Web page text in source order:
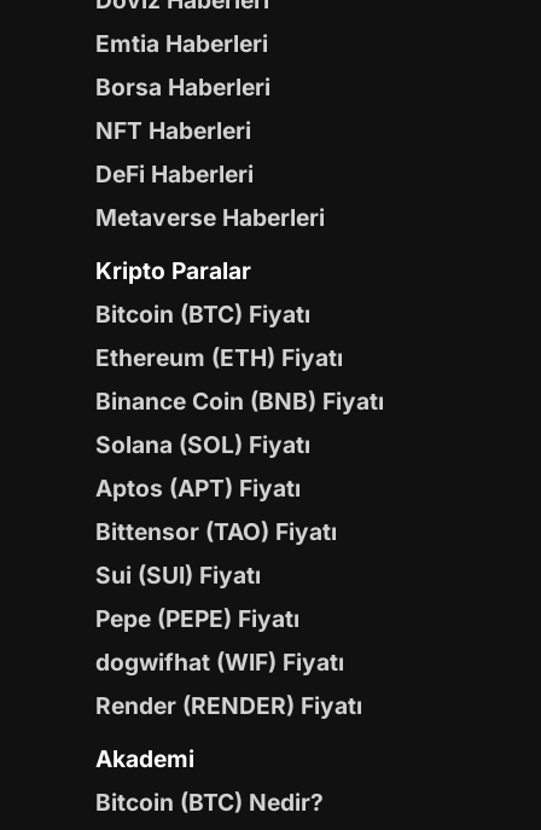
Emtia Haberleri
Borsa Haberleri
NFT Haberleri
DeFi Haberleri
Metaverse Haberleri
Kripto Paralar
Bitcoin (BTC) Fiyatı
Ethereum (ETH) Fiyatı
Binance Coin (BNB) Fiyatı
Solana (SOL) Fiyatı
Aptos (APT) Fiyatı
Bittensor (TAO) Fiyatı
Sui (SUI) Fiyatı
Pepe (PEPE) Fiyatı
dogwifhat (WIF) Fiyatı
Render (RENDER) Fiyatı
Akademi
Bitcoin (BTC) Nedir?